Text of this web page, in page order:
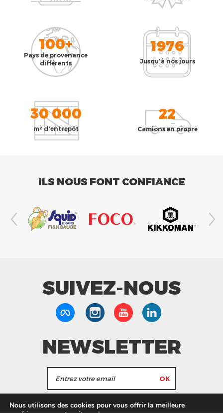
100+
Pays de provenance
différents
1976
Jusqu'à nos jours
30 000
m² d'entrepôt
22
Camions en propre
ILS NOUS FONT CONFIANCE
SUIVEZ-NOUS
NEWSLETTER
J'accepte de recevoir les actualités et les
Nous utilisons des cookies pour vous offrir la meilleure